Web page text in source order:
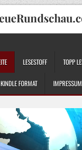
LESESTOFF TOPP
FORMAT